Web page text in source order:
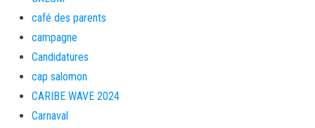
café des parents
campagne
Candidatures
cap salomon
CARIBE WAVE 2024
Carnaval